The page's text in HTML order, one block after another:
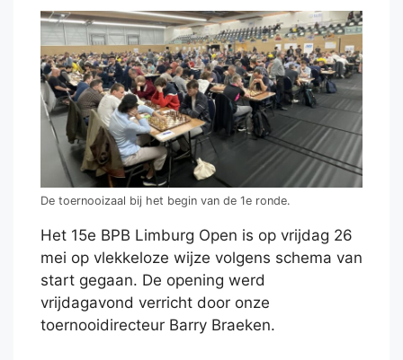
De toernooizaal bij het begin van de 1e ronde.
Het 15e BPB Limburg Open is op vrijdag 26
mei op vlekkeloze wijze volgens schema van
start gegaan. De opening werd
vrijdagavond verricht door onze
toernooidirecteur Barry Braeken.